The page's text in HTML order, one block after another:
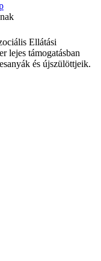
Ellátási
lejes támogatásban
és újszülöttjeik.